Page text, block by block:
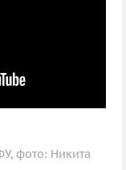
фото: Никита